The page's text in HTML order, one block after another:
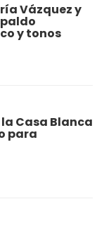
Vázquez y
y tonos
Casa Blanca
para